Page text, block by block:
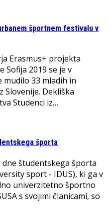
športnem festivalu v
Erasmus+ projekta
2019 se je v
33 mladih in
Slovenije. Dekliška
Studenci iz…
športa
študentskega športa
sport - IDUS), ki ga v
univerzitetno športno
s svojimi članicami, so